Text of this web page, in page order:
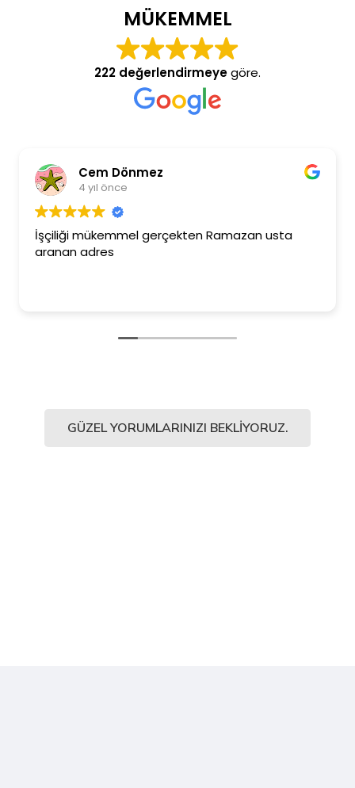
MÜKEMMEL
222 değerlendirmeyegöre.
Cem Dönmez
4 yıl önce
İşçiliği mükemmel gerçekten Ramazan usta
aranan adres
GÜZEL YORUMLARINIZI BEKLIYORUZ.